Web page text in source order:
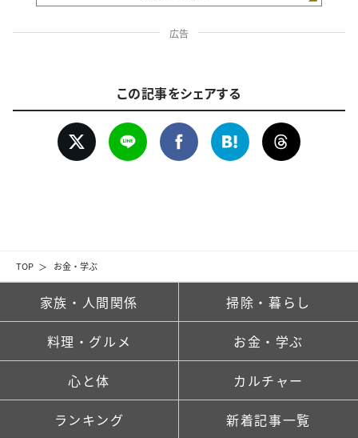
TOP お金・学ぶ
広告
この記事をシェアする
家族・人間関係 掃除・暮らし
料理・グルメ お金・学ぶ
心と体 カルチャー
ランキング 新着記事一覧